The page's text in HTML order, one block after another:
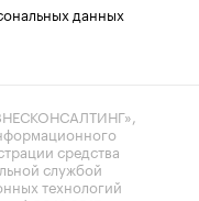
данных
средства
службой
технологий